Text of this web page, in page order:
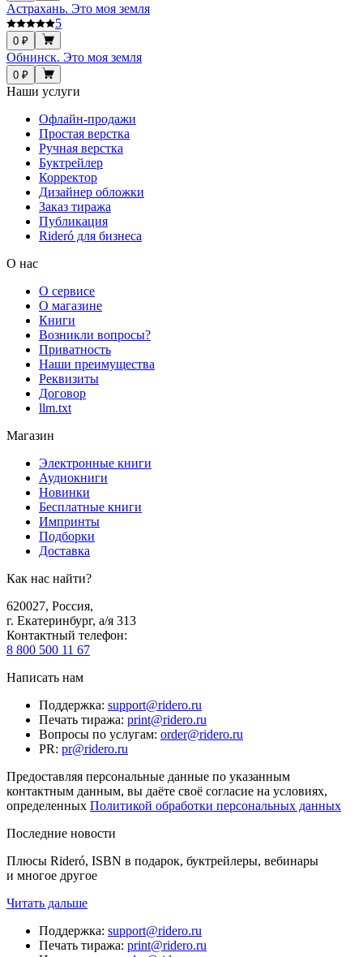
Астрахань. Это моя земля
5
0 ₽
Обнинск. Это моя земля
0 ₽
Наши услуги
Офлайн-продажи
Простая верстка
Ручная верстка
Буктрейлер
Корректор
Дизайнер обложки
Заказ тиража
Публикация
Rideró для бизнеса
О нас
О сервисе
О магазине
Книги
Возникли вопросы?
Приватность
Наши преимущества
Реквизиты
Договор
llm.txt
Магазин
Электронные книги
Аудиокниги
Новинки
Бесплатные книги
Импринты
Подборки
Доставка
Как нас найти?
620027, Россия,
г. Екатеринбург, а/я 313
Контактный телефон:
8 800 500 11 67
Написать нам
Поддержка: support@ridero.ru
Печать тиража: print@ridero.ru
Вопросы по услугам: order@ridero.ru
PR: pr@ridero.ru
Предоставляя персональные данные по указанным
контактным данным, вы даёте своё согласие на условиях,
определенных Политикой обработки персональных данных
Последние новости
Плюсы Rideró, ISBN в подарок, буктрейлеры, вебинары
и многое другое
Читать дальше
Поддержка: support@ridero.ru
Печать тиража: print@ridero.ru